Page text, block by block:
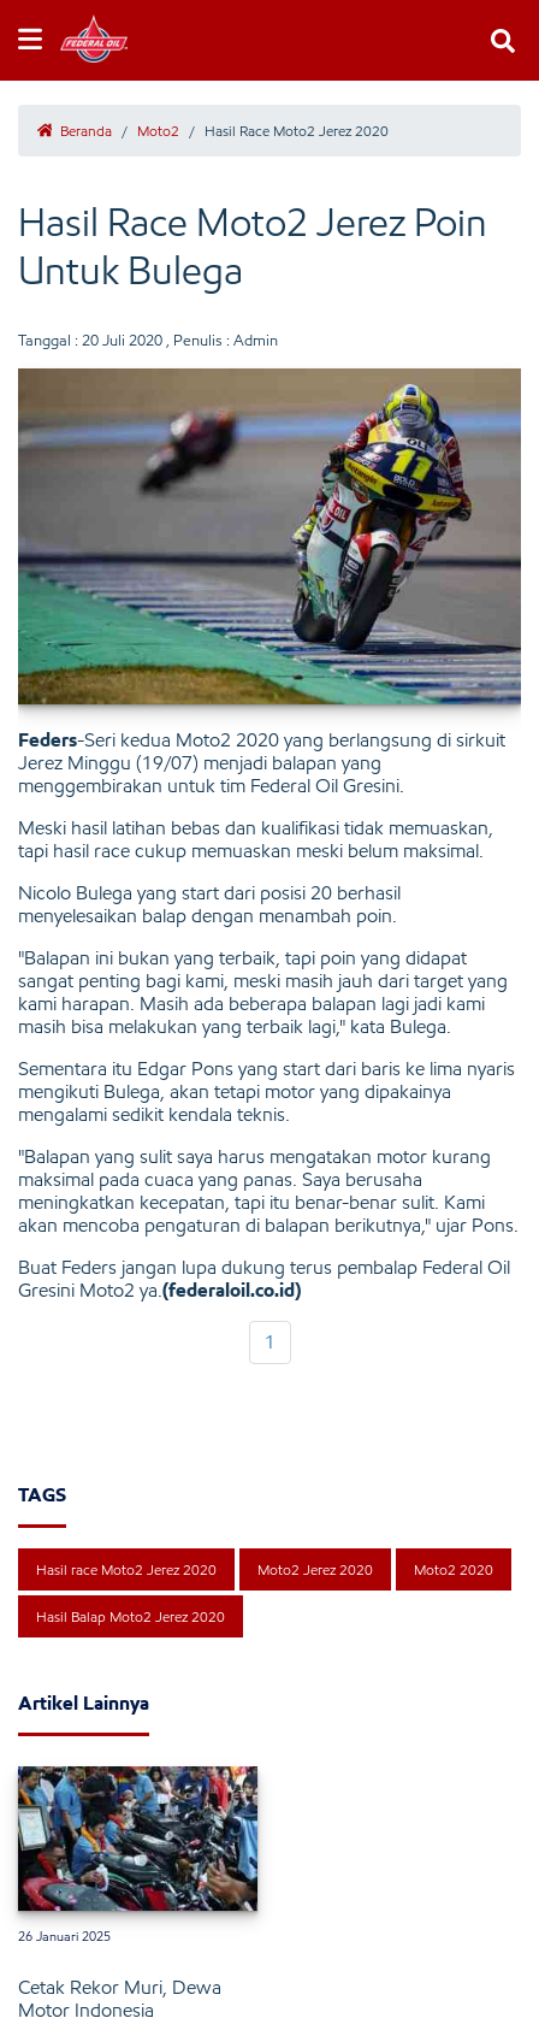
Beranda / Moto2 / Hasil Race Moto2 Jerez 2020
Hasil Race Moto2 Jerez Poin
Untuk Bulega
Tanggal : 20 Juli 2020 , Penulis : Admin
Feders-Seri kedua Moto2 2020 yang berlangsung di sirkuit
Jerez Minggu (19/07) menjadi balapan yang
menggembirakan untuk tim Federal Oil Gresini.
Meski hasil latihan bebas dan kualifikasi tidak memuaskan,
tapi hasil race cukup memuaskan meski belum maksimal.
Nicolo Bulega yang start dari posisi 20 berhasil
menyelesaikan balap dengan menambah poin.
"Balapan ini bukan yang terbaik, tapi poin yang didapat
sangat penting bagi kami, meski masih jauh dari target yang
kami harapan. Masih ada beberapa balapan lagi jadi kami
masih bisa melakukan yang terbaik lagi," kata Bulega.
Sementara itu Edgar Pons yang start dari baris ke lima nyaris
mengikuti Bulega, akan tetapi motor yang dipakainya
mengalami sedikit kendala teknis.
"Balapan yang sulit saya harus mengatakan motor kurang
maksimal pada cuaca yang panas. Saya berusaha
meningkatkan kecepatan, tapi itu benar-benar sulit. Kami
akan mencoba pengaturan di balapan berikutnya," ujar Pons.
Buat Feders jangan lupa dukung terus pembalap Federal Oil
Gresini Moto2 ya. (federaloil.co.id)
1
TAGS
Hasil race Moto2 Jerez 2020 Moto2 Jerez 2020 Moto2 2020
Hasil Balap Moto2 Jerez 2020
Artikel Lainnya
26 Januari 2025
Cetak Rekor Muri, Dewa
Motor Indonesia